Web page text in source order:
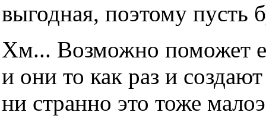
выгодная, поэтому пусть
Хм... Возможно поможет
и они то как раз и
ни странно это тоже